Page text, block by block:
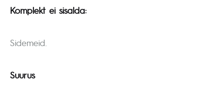
Komplekt ei sisalda:
Sidemeid.
Suurus